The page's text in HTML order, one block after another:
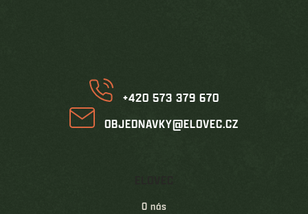
+420 573 379 670
OBJEDNAVKY@ELOVEC.CZ
O nás